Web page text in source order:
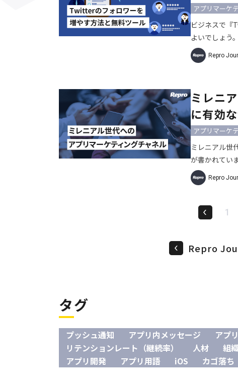
アプリマーケ
ビジネスで『
よいでしょう
るチャンスが
スゴールが達
らが高くなる
Repro
ミレニ
に有効
アプリマーケ
ミレニアル世
が書かれてい
ようです。ミ
手段として、
Repro
1
Repro
タグ
プッシュ通知 アプリ内メッセージ アプ
リテンションレート（継続率）
人材 組
アプリ開発
アプリ用語 iOS カゴ落ち